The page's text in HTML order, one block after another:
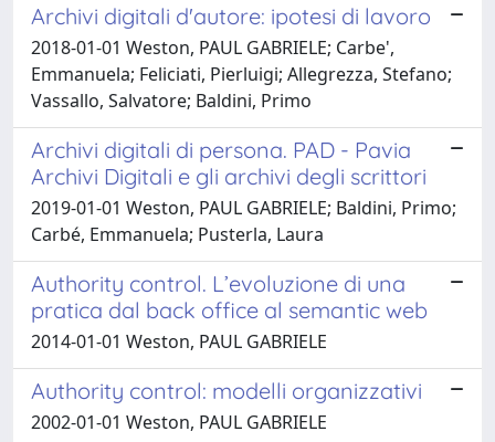
Archivi digitali d'autore: ipotesi di lavoro
2018-01-01 Weston, PAUL GABRIELE; Carbe',
Emmanuela; Feliciati, Pierluigi; Allegrezza, Stefano;
Vassallo, Salvatore; Baldini, Primo
Archivi digitali di persona. PAD - Pavia
Archivi Digitali e gli archivi degli scrittori
2019-01-01 Weston, PAUL GABRIELE; Baldini, Primo;
Carbé, Emmanuela; Pusterla, Laura
Authority control. L’evoluzione di una
pratica dal back office al semantic web
2014-01-01 Weston, PAUL GABRIELE
Authority control: modelli organizzativi
2002-01-01 Weston, PAUL GABRIELE